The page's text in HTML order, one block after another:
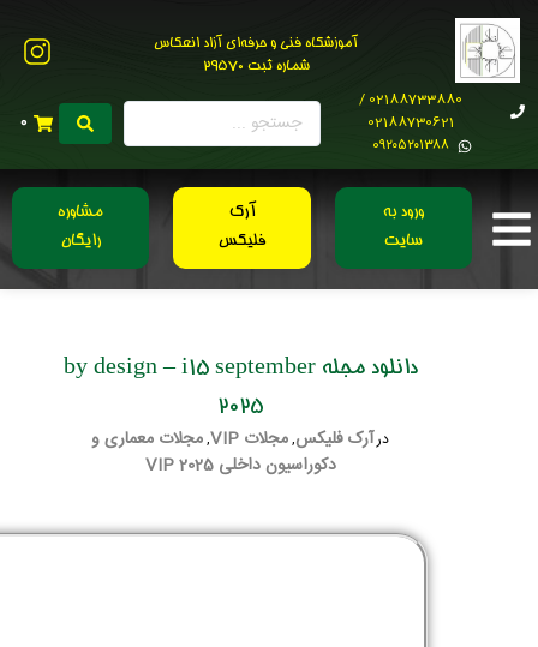
آموزشگاه فنی و حرفه‌ای آزاد انعکاس
شماره ثبت 29570
02188733880 /
02188730621
0۹۲۰۵۲۰۱۳۸۸
0
ورود به
سایت
آرک
فلیکس
مشاوره
رایگان
دانلود مجله by design – i15 september
2025
درآرک فلیکس,مجلات VIP ,مجلات معماری و
دکوراسیون داخلی 2025 VIP